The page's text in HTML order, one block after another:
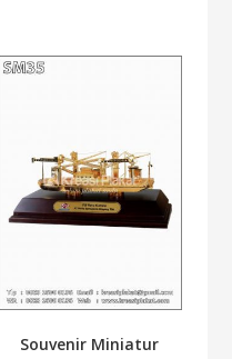
Souvenir Miniatur